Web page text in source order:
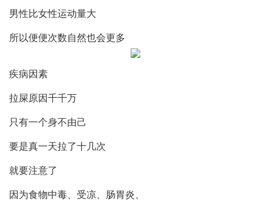
男性比女性运动量大
所以便便次数自然也会更多
疾病因素
拉屎原因千千万
只有一个身不由己
要是真一天拉了十几次
就要注意了
因为食物中毒、受凉、肠胃炎、